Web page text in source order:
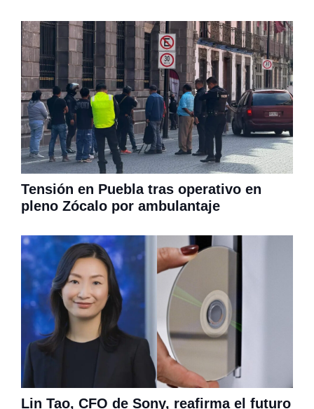
Tensión en Puebla tras operativo en
pleno Zócalo por ambulantaje
Lin Tao, CFO de Sony, reafirma el futuro